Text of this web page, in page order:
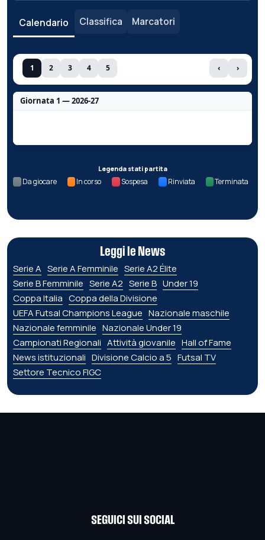
Calendario Classifica Marcatori
1 2 3 4 5 ‹ ›
Giornata 1 — 2026-27
Legenda stati partita
Da giocare In corso Sospesa Rinviata Terminata
Leggi le News
Serie A Serie A Femminile Serie A2 Élite
Serie B Femminile Serie A2 Serie B Under 19
Coppa Italia Coppa della Divisione
UEFA Futsal Champions League Nazionale maschile
Nazionale femminile Nazionale Under 19
Campionati Regionali Attività giovanile Hall of Fame
News istituzionali Divisione Calcio a 5 Futsal TV
Settore Tecnico FIGC
SEGUICI SUI SOCIAL